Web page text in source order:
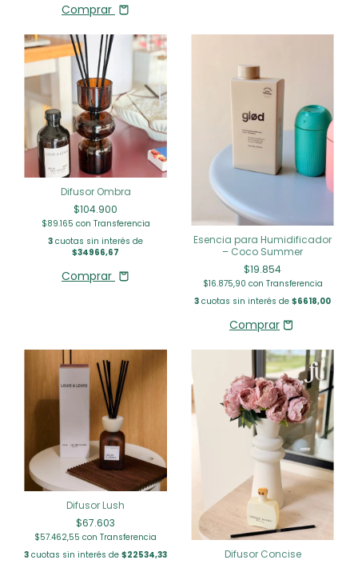
Comprar
Difusor Ombra
$104.900
$89.165 con Transferencia
3 cuotas sin interés de
$34966,67
Comprar
Esencia para Humidificador
– Coco Summer
$19.854
$16.875,90 con Transferencia
3 cuotas sin interés de $6618,00
Difusor Lush
$67.603
$57.462,55 con Transferencia
3 cuotas sin interés de $22534,33
Difusor Concise